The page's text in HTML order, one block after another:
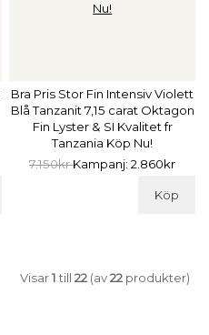
Bra Pris Stor Fin Intensiv Violett
Blå Tanzanit 7,15 carat Oktagon
Fin Lyster & SI Kvalitet fr
Tanzania Köp Nu!
7.150krKampanj: 2.860kr
Köp
Visar1till22 (av22 produkter)